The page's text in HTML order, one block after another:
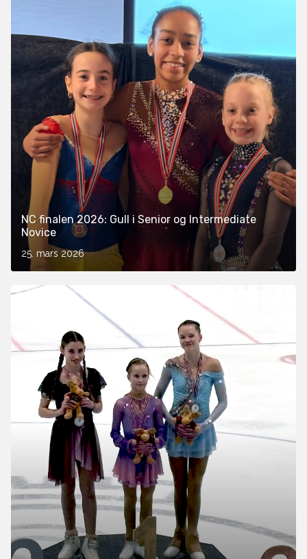
NC finalen 2026: Gull i Senior og Intermediate
Novice
25. mars 2026